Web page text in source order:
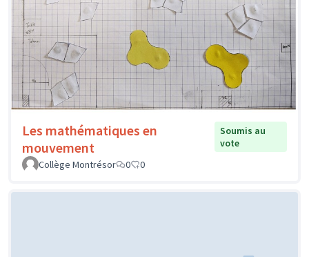
Les mathématiques en
mouvement
Soumis au
vote
Collège Montrésor
0 0